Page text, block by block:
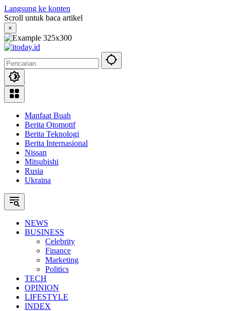
Langsung ke konten
Scroll untuk baca artikel
×
Manfaat Buah
Berita Otomotif
Berita Teknologi
Berita Internasional
Nissan
Mitsubishi
Rusia
Ukraina
NEWS
BUSINESS
Celebrity
Finance
Marketing
Politics
TECH
OPINION
LIFESTYLE
INDEX